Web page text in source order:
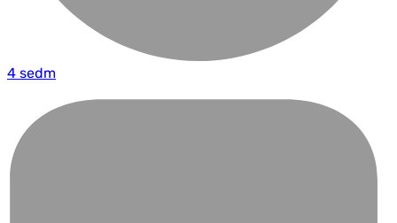
4 sedm